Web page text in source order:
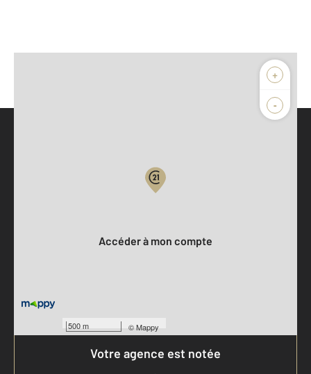
+
-
500 m ©Mappy
Accéder à mon compte
Votre agence est notée